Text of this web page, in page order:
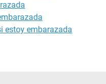
estoy embarazada